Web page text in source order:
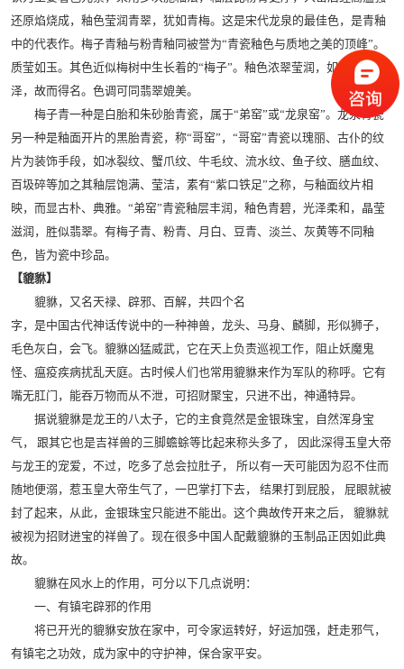
还原焰烧成，釉色莹润青翠，犹如青梅。这是宋代龙泉的最佳色，是青釉
中的代表作。梅子青釉与粉青釉同被誉为“青瓷釉色与质地之美的顶峰”。
质莹如玉。其色近似梅树中生长着的“梅子”。釉色浓翠莹润，如青梅色
泽，故而得名。色调可同翡翠媲美。
梅子青一种是白胎和朱砂胎青瓷，属于“弟窑”或“龙泉窑”。龙泉青瓷
另一种是釉面开片的黑胎青瓷，称“哥窑”，“哥窑”青瓷以瑰丽、古仆的纹
片为装饰手段，如冰裂纹、蟹爪纹、牛毛纹、流水纹、鱼子纹、膳血纹、
百圾碎等加之其釉层饱满、莹洁，素有“紫口铁足”之称，与釉面纹片相
映，而显古朴、典雅。“弟窑”青瓷釉层丰润，釉色青碧，光泽柔和，晶莹
滋润，胜似翡翠。有梅子青、粉青、月白、豆青、淡兰、灰黄等不同釉
色，皆为瓷中珍品。
【貔貅】
貔貅，又名天禄、辟邪、百解，共四个名
字，是中国古代神话传说中的一种神兽，龙头、马身、麟脚，形似狮子，
毛色灰白，会飞。貔貅凶猛威武，它在天上负责巡视工作，阻止妖魔鬼
怪、瘟疫疾病扰乱天庭。古时候人们也常用貔貅来作为军队的称呼。它有
嘴无肛门，能吞万物而从不泄，可招财聚宝，只进不出，神通特异。
据说貔貅是龙王的八太子，它的主食竟然是金银珠宝，自然浑身宝
气， 跟其它也是吉祥兽的三脚蟾蜍等比起来称头多了， 因此深得玉皇大帝
与龙王的宠爱，不过，吃多了总会拉肚子， 所以有一天可能因为忍不住而
随地便溺，惹玉皇大帝生气了，一巴掌打下去， 结果打到屁股， 屁眼就被
封了起来，从此，金银珠宝只能进不能出。这个典故传开来之后， 貔貅就
被视为招财进宝的祥兽了。现在很多中国人配戴貔貅的玉制品正因如此典
故。
貔貅在风水上的作用，可分以下几点说明：
一、有镇宅辟邪的作用
将已开光的貔貅安放在家中，可令家运转好，好运加强，赶走邪气，
有镇宅之功效，成为家中的守护神，保合家平安。